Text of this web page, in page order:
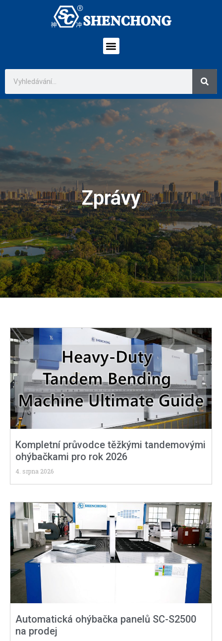
Zprávy
Kompletní průvodce těžkými tandemovými
ohýbačkami pro rok 2026
4. srpna 2026
Automatická ohýbačka panelů SC-S2500
na prodej